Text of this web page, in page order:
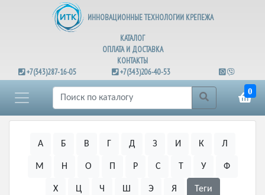
ИННОВАЦИОННЫЕ ТЕХНОЛОГИИ КРЕПЕЖА
КАТАЛОГ
ОПЛАТА И ДОСТАВКА
КОНТАКТЫ
+7(343)287-16-05
+7(343)206-40-53
0
А Б В Г Д З И К Л
М Н О П Р С Т У Ф
Х Ц Ч Ш Э Я Теги